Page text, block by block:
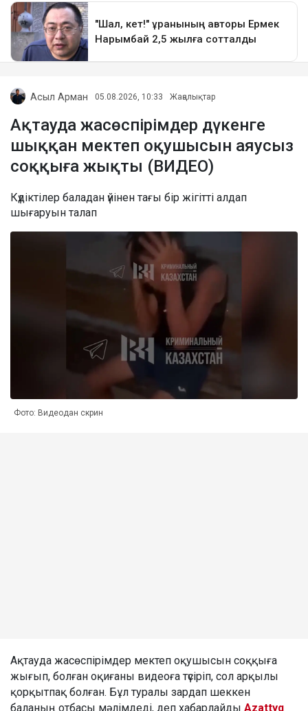
Асыл Арман 05.08.2026, 10:33 Жаңалықтар
Ақтауда жасөспірімдер дүкенге
шыққан мектеп оқушысын аяусыз
соққыға жықты (ВИДЕО)
Күдіктілер баладан үйінен тағы бір жігітті алдап
шығаруын талап
Фото: Видеодан скрин
Ақтауда жасөспірімдер мектеп оқушысын соққыға
жығып, болған оқиғаны видеоға түсіріп, сол арқылы
қорқытпақ болған. Бұл туралы зардап шеккен
баланың отбасы мәлімдеді, деп хабарлайды Azattyq